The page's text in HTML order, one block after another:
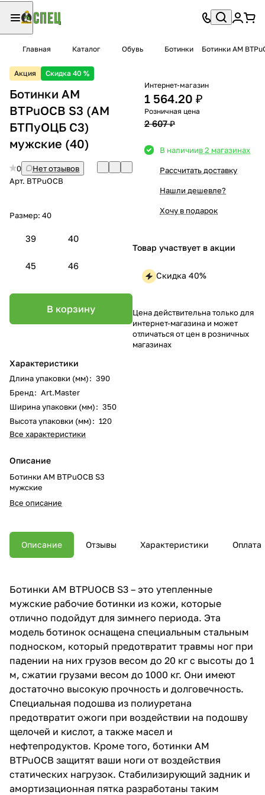
Главная Каталог Обувь Ботинки Ботинки AM
Акция Скидка 40 %
Ботинки AM
BTPuOCB S3 (АМ
БТПуОЦБ С3)
мужские (40)
0
Нет отзывов
Арт. BTPuOCB
Размер: 40
39 40
45 46
В корзину
Характеристики
Длина упаковки (мм): 390
Бренд: Art.Master
Ширина упаковки (мм): 350
Высота упаковки (мм): 120
Все характеристики
Описание
Ботинки AM BTPuOCB S3
мужские
Все описание
Интернет-магазин
1 564.20 ₽
Розничная цена
2 607 ₽
В наличиив 2 магазинах
Рассчитать доставку
Нашли дешевле?
Хочу в подарок
Товар участвует в акции
Скидка 40%
Цена действительна только для
интернет-магазина и может
отличаться от цен в розничных
магазинах
Описание Отзывы Характеристики Оплата
Ботинки AM BTPUOCB S3 – это утепленные
мужские рабочие ботинки из кожи, которые
отлично подойдут для зимнего периода. Эта
модель ботинок оснащена специальным стальным
подноском, который предотвратит травмы ног при
падении на них грузов весом до 20 кг с высоты до 1
м, сжатии грузами весом до 1000 кг. Они имеют
достаточно высокую прочность и долговечность.
Специальная подошва из полиуретана
предотвратит ожоги при воздействии на подошву
щелочей и кислот, а также масел и
нефтепродуктов. Кроме того, ботинки AM
BTPuOCB защитят ваши ноги от воздействия
статических нагрузок. Стабилизирующий задник и
амортизационная пятка разработаны таким